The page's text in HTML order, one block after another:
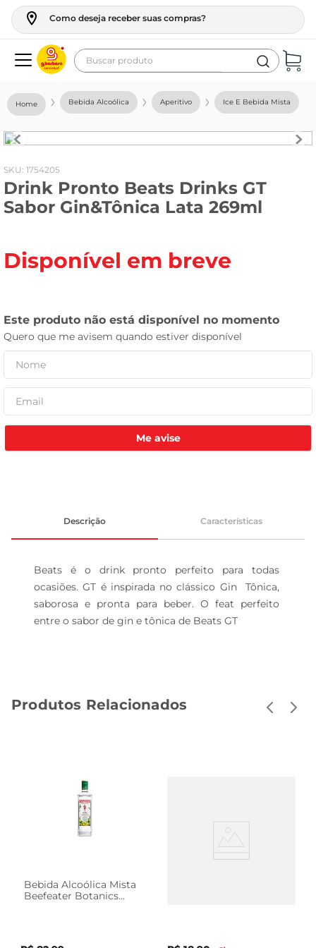
Como deseja receber suas compras?
Buscar produto
Bebida Alcoólica Aperitivo Ice E Bebida Mista
: 1754205
Drink Pronto Beats Drinks GT
Sabor Gin&Tônica Lata 269ml
Disponível em breve
Me avise
Descrição Características
Beats é o drink pronto perfeito para todas
ocasiões. GT é inspirada no clássico Gin  Tônica,
saborosa e pronta para beber. O feat perfeito
entre o sabor de gin e tônica de Beats GT
Produtos Relacionados
Bebida Alcoólica Mista
Beefeater Botanics
geladeira
fogao
café
cerveja
vinho
leite pó